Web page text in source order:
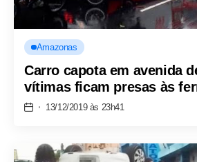
Amazonas
Carro capota em avenida
vítimas ficam presas às
13/12/2019 às 23h41